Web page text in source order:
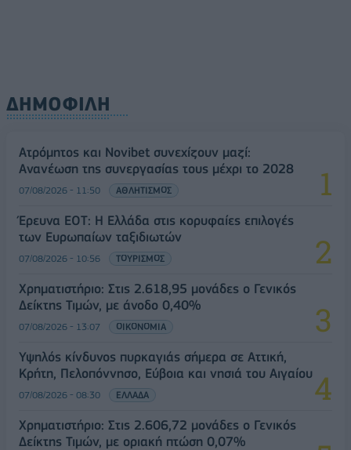
ΔΗΜΟΦΙΛΗ
Ατρόμητος και Novibet συνεχίζουν μαζί:
Ανανέωση της συνεργασίας τους μέχρι το 2028
07/08/2026 - 11:50 ΑΘΛΗΤΙΣΜΟΣ
Έρευνα ΕΟΤ: Η Ελλάδα στις κορυφαίες επιλογές
των Ευρωπαίων ταξιδιωτών
07/08/2026 - 10:56 ΤΟΥΡΙΣΜΟΣ
Χρηματιστήριο: Στις 2.618,95 μονάδες ο Γενικός
Δείκτης Τιμών, με άνοδο 0,40%
07/08/2026 - 13:07 ΟΙΚΟΝΟΜΙΑ
Υψηλός κίνδυνος πυρκαγιάς σήμερα σε Αττική,
Κρήτη, Πελοπόννησο, Εύβοια και νησιά του Αιγαίου
07/08/2026 - 08:30 ΕΛΛΑΔΑ
Χρηματιστήριο: Στις 2.606,72 μονάδες ο Γενικός
Δείκτης Τιμών, με οριακή πτώση 0,07%